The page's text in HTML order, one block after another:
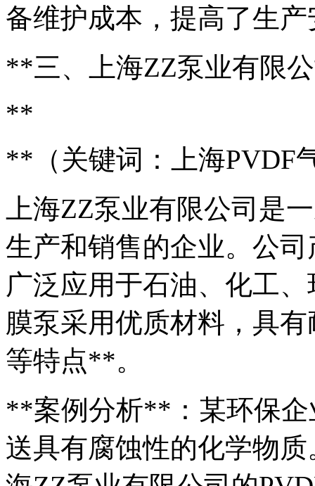
备维护成本，提高了生
**三、上海ZZ泵业有限
**
**（关键词：上海PVDF
上海ZZ泵业有限公司是
生产和销售的企业。公
广泛应用于石油、化工
膜泵采用优质材料，具
等特点**。
**案例分析**：某环保企
送具有腐蚀性的化学物